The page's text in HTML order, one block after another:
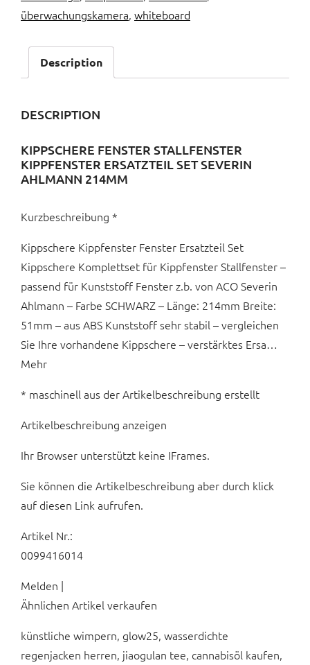
überwachungskamera, whiteboard
Description
DESCRIPTION
KIPPSCHERE FENSTER STALLFENSTER
KIPPFENSTER ERSATZTEIL SET SEVERIN
AHLMANN 214MM
Kurzbeschreibung *
Kippschere Kippfenster Fenster Ersatzteil Set
Kippschere Komplettset für Kippfenster Stallfenster –
passend für Kunststoff Fenster z.b. von ACO Severin
Ahlmann – Farbe SCHWARZ – Länge: 214mm Breite:
51mm – aus ABS Kunststoff sehr stabil – vergleichen
Sie Ihre vorhandene Kippschere – verstärktes Ersa…
Mehr
* maschinell aus der Artikelbeschreibung erstellt
Artikelbeschreibung anzeigen
Ihr Browser unterstützt keine IFrames.
Sie können die Artikelbeschreibung aber durch klick
auf diesen Link aufrufen.
Artikel Nr.:
0099416014
Melden |
Ähnlichen Artikel verkaufen
künstliche wimpern, glow25, wasserdichte
regenjacken herren, jiaogulan tee, cannabisöl kaufen,